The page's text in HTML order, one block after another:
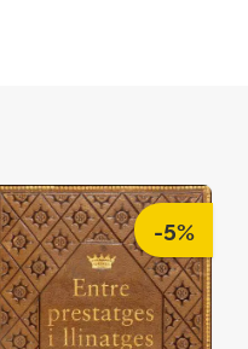
-5%